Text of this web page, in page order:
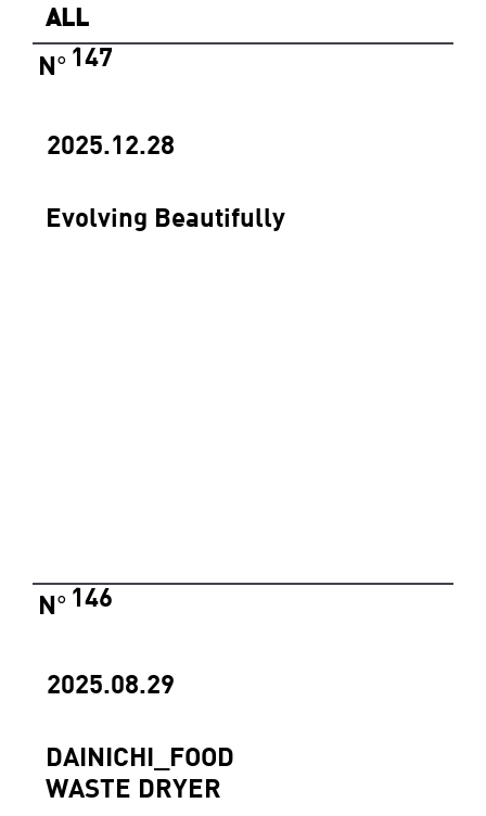
2025.12.28
Evolving Beautifully
147
N°
2025.08.29
DAINICHI_FOOD
WASTE DRYER
146
N°
ALL